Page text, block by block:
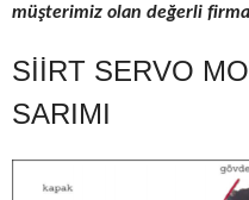
müşterimiz olan değerli
SIIRT SERVO
SARIMI